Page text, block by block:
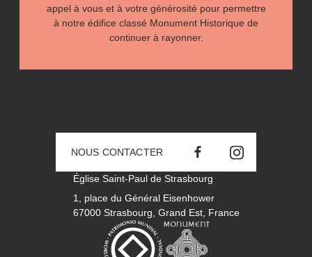
appel à vous et à votre générosité pour permettre
à notre édifice classé Monument Historique de
continuer à rayonner.
NOUS CONTACTER NOUS SUIVRE SUR
NOUS SUIVRE
Église Saint-Paul de Strasbourg
1, place du Général Eisenhower
67000 Strasbourg, Grand Est, France